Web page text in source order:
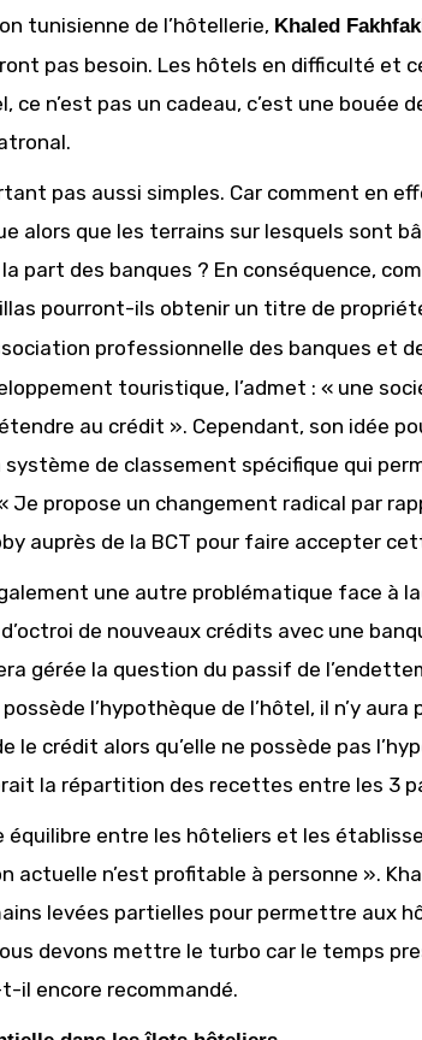
tunisienne de l’hôtellerie, Khaled
pas besoin. Les hôtels en difficulté et
ce n’est pas un cadeau, c’est une bouée
pas aussi simples. Car comment en
alors que les terrains sur lesquels sont
part des banques ? En conséquence,
pourront-ils obtenir un titre de
professionnelle des banques et
touristique, l’admet : « une
au crédit ». Cependant, son idée
de classement spécifique qui
Je propose un changement radical par
auprès de la BCT pour faire accepter
une autre problématique face à
de nouveaux crédits avec une
gérée la question du passif de
l’hypothèque de l’hôtel, il n’y aura
le crédit alors qu’elle ne possède pas
la répartition des recettes entre les 3
entre les hôteliers et les
actuelle n’est profitable à personne ».
levées partielles pour permettre aux
devons mettre le turbo car le temps
il encore recommandé.